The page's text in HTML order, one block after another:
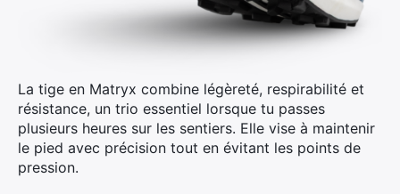
La tige en Matryx combine légèreté, respirabilité et
résistance, un trio essentiel lorsque tu passes
plusieurs heures sur les sentiers. Elle vise à maintenir
le pied avec précision tout en évitant les points de
pression.